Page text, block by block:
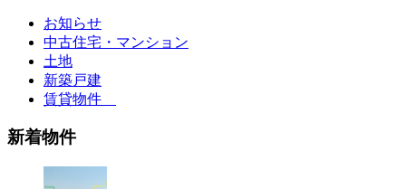
お知らせ
中古住宅・マンション
土地
新築戸建
賃貸物件
新着物件